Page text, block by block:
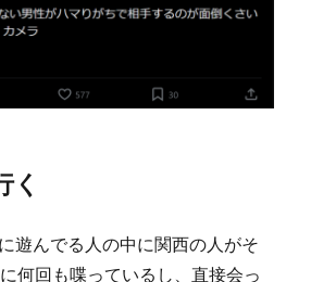
く
遊んでる人の中に関西の人がそ
何回も喋っているし、直接会っ